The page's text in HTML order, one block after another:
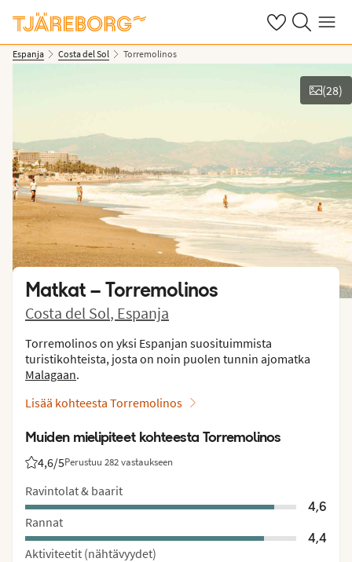
OmatHaku Valikko
Espanja Costa del Sol Torremolinos
Näytä kuvia
(28)
Matkat – Torremolinos
Costa del Sol, Espanja
Torremolinos on yksi Espanjan suosituimmista
turistikohteista, josta on noin puolen tunnin ajomatka
Malagaan.
Lisää kohteesta Torremolinos
Muiden mielipiteet kohteesta Torremolinos
4,6/5Perustuu 282 vastaukseen
Asiakkaidemme arviot: 4.6/5
Ravintolat & baarit
4,6
Rannat
4,4
Aktiviteetit (nähtävyydet)